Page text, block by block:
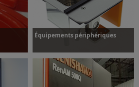
Équipements périphériques